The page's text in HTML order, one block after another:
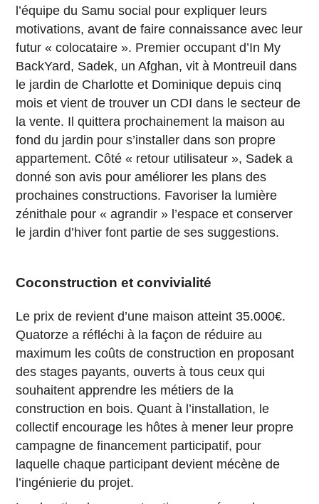
l’équipe du Samu social pour expliquer leurs
motivations, avant de faire connaissance avec leur
futur « colocataire ». Premier occupant d’In My
BackYard, Sadek, un Afghan, vit à Montreuil dans
le jardin de Charlotte et Dominique depuis cinq
mois et vient de trouver un CDI dans le secteur de
la vente. Il quittera prochainement la maison au
fond du jardin pour s’installer dans son propre
appartement. Côté « retour utilisateur », Sadek a
donné son avis pour améliorer les plans des
prochaines constructions. Favoriser la lumière
zénithale pour « agrandir » l’espace et conserver
le jardin d’hiver font partie de ses suggestions.
Coconstruction et convivialité
Le prix de revient d’une maison atteint 35.000€.
Quatorze a réfléchi à la façon de réduire au
maximum les coûts de construction en proposant
des stages payants, ouverts à tous ceux qui
souhaitent apprendre les métiers de la
construction en bois. Quant à l’installation, le
collectif encourage les hôtes à mener leur propre
campagne de financement participatif, pour
laquelle chaque participant devient mécène de
l’ingénierie du projet.